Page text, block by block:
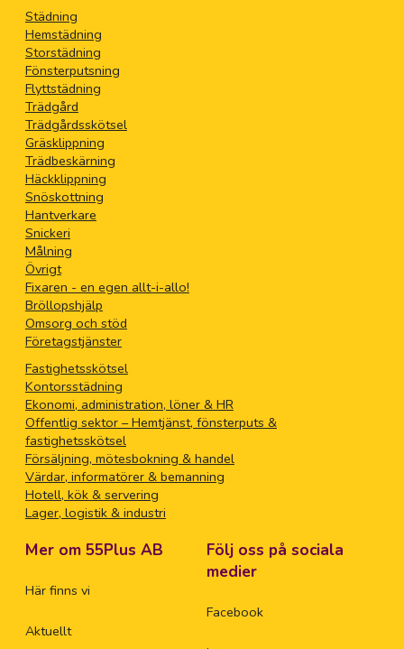
Städning
Hemstädning
Storstädning
Fönsterputsning
Flyttstädning
Trädgård
Trädgårdsskötsel
Gräsklippning
Trädbeskärning
Häckklippning
Snöskottning
Hantverkare
Snickeri
Målning
Övrigt
Fixaren - en egen allt-i-allo!
Bröllopshjälp
Omsorg och stöd
Företagstjänster
Fastighetsskötsel
Kontorsstädning
Ekonomi, administration, löner & HR
Offentlig sektor – Hemtjänst, fönsterputs &
fastighetsskötsel
Försäljning, mötesbokning & handel
Värdar, informatörer & bemanning
Hotell, kök & servering
Lager, logistik & industri
Mer om 55Plus AB
Här finns vi
Aktuellt
Följ oss på sociala
medier
Facebook